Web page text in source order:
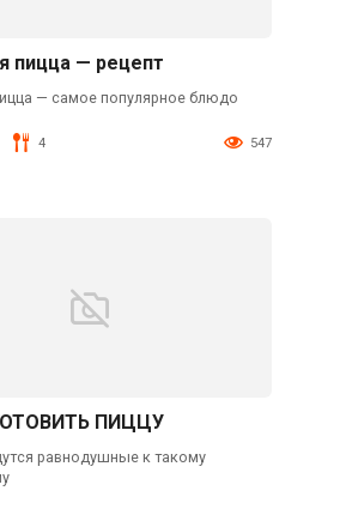
пицца — рецепт
— самое популярное блюдо
4 547
ПИЦЦУ
равнодушные к такому